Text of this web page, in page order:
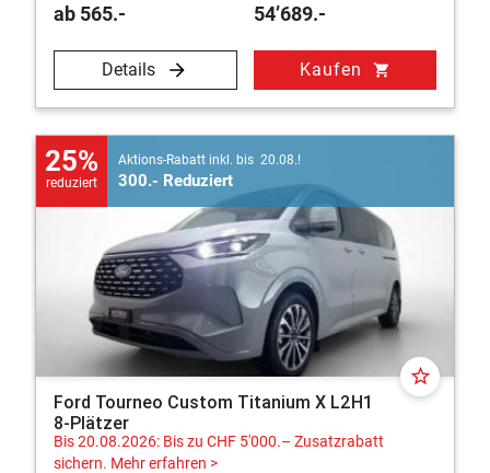
ab 565.- 54’689.-
Details Kaufen shopping_cart
25%
reduziert
Aktions-Rabatt inkl. bis 20.08.!
300.- Reduziert
star_border
Ford Tourneo Custom Titanium X L2H1
8-Plätzer
Bis 20.08.2026: Bis zu CHF 5'000.– Zusatzrabatt
sichern. Mehr erfahren >